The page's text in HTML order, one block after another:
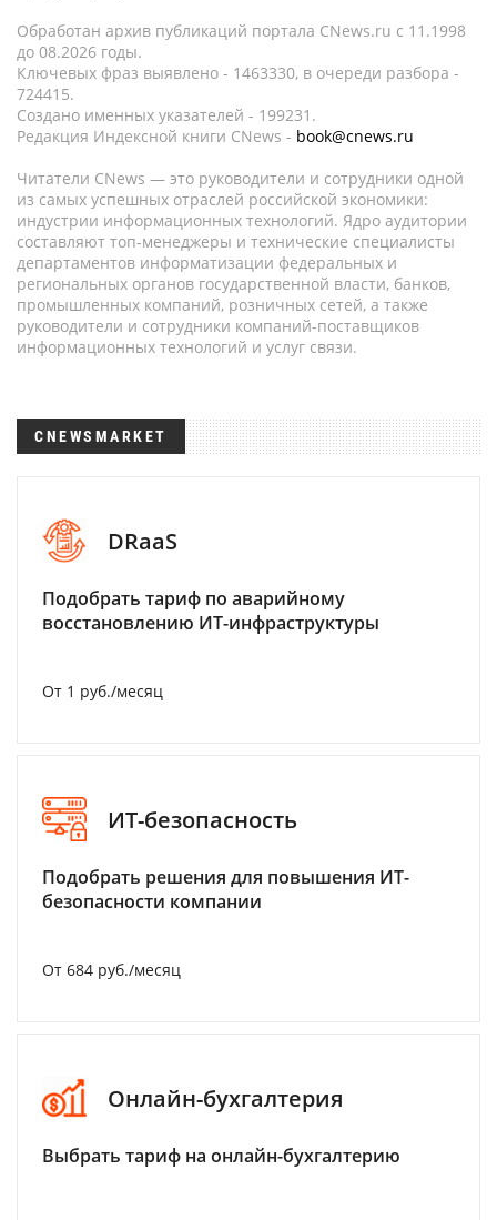
Обработан архив публикаций портала CNews.ru c 11.1998
до 08.2026 годы.
Ключевых фраз выявлено - 1463330, в очереди разбора -
724415.
Создано именных указателей - 199231.
Редакция Индексной книги CNews - book@cnews.ru
Читатели CNews — это руководители и сотрудники одной
из самых успешных отраслей российской экономики:
индустрии информационных технологий. Ядро аудитории
составляют топ-менеджеры и технические специалисты
департаментов информатизации федеральных и
региональных органов государственной власти, банков,
промышленных компаний, розничных сетей, а также
руководители и сотрудники компаний-поставщиков
информационных технологий и услуг связи.
CNEWSMARKET
DRaaS
Подобрать тариф по аварийному
восстановлению ИТ-инфраструктуры
От 1 руб./месяц
ИТ-безопасность
Подобрать решения для повышения ИТ-
безопасности компании
От 684 руб./месяц
Онлайн-бухгалтерия
Выбрать тариф на онлайн-бухгалтерию